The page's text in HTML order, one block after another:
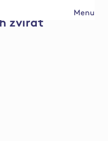
Menu
zvířat